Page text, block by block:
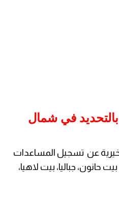
في شمال
عن تسجيل المساعدات
حانون، جباليا، بيت لاهيا،